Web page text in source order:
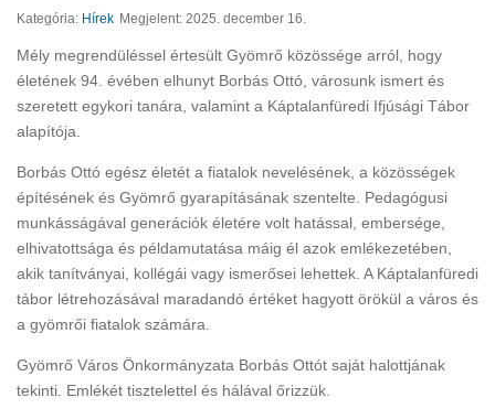
Kategória: Hírek Megjelent: 2025. december 16.
Mély megrendüléssel értesült Gyömrő közössége arról, hogy
életének 94. évében elhunyt Borbás Ottó, városunk ismert és
szeretett egykori tanára, valamint a Káptalanfüredi Ifjúsági Tábor
alapítója.
Borbás Ottó egész életét a fiatalok nevelésének, a közösségek
építésének és Gyömrő gyarapításának szentelte. Pedagógusi
munkásságával generációk életére volt hatással, embersége,
elhivatottsága és példamutatása máig él azok emlékezetében,
akik tanítványai, kollégái vagy ismerősei lehettek. A Káptalanfüredi
tábor létrehozásával maradandó értéket hagyott örökül a város és
a gyömrői fiatalok számára.
Gyömrő Város Önkormányzata Borbás Ottót saját halottjának
tekinti. Emlékét tisztelettel és hálával őrizzük.